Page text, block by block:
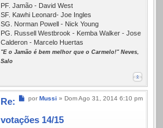
PF. Jamão - David West
SF. Kawhi Leonard- Joe Ingles
SG. Norman Powell - Nick Young
PG. Russell Westbrook - Kemba Walker - Jose
Calderon - Marcelo Huertas
"E o Jamão é bem melhor que o Carmelo!" Neves,
Salo
Mensagem
por Mussi » Dom Ago 31, 2014 6:10 pm
Re:
votações 14/15